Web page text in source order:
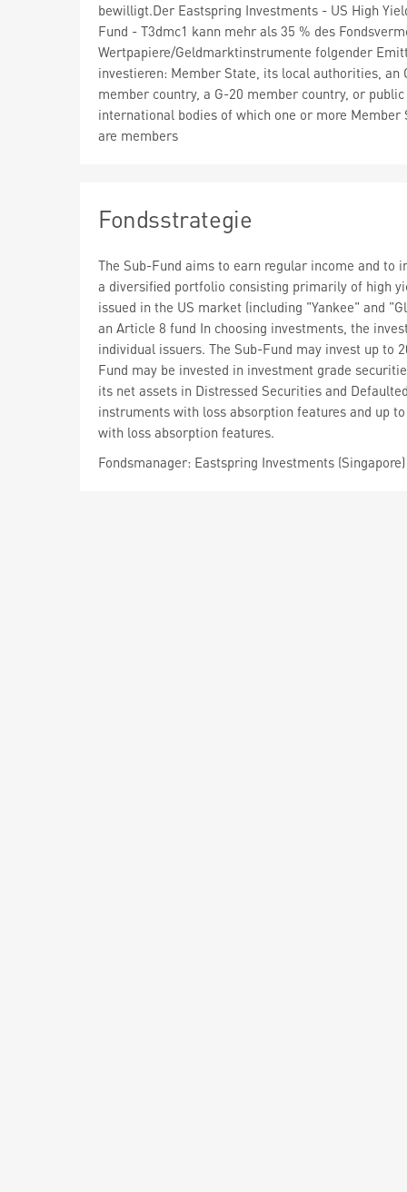
bewilligt.Der Eastspring Investments - US High
Fund - T3dmc1 kann mehr als 35 % des
Wertpapiere/Geldmarktinstrumente folgender
investieren: Member State, its local authorities, an
member country, a G-20 member country, or public
international bodies of which one or more Member
are members
Fondsstrategie
The Sub-Fund aims to earn regular income and to
a diversified portfolio consisting primarily of high
issued in the US market (including "Yankee" and
an Article 8 fund In choosing investments, the
individual issuers. The Sub-Fund may invest up to
Fund may be invested in investment grade
its net assets in Distressed Securities and
instruments with loss absorption features and up
with loss absorption features.
Fondsmanager: Eastspring Investments